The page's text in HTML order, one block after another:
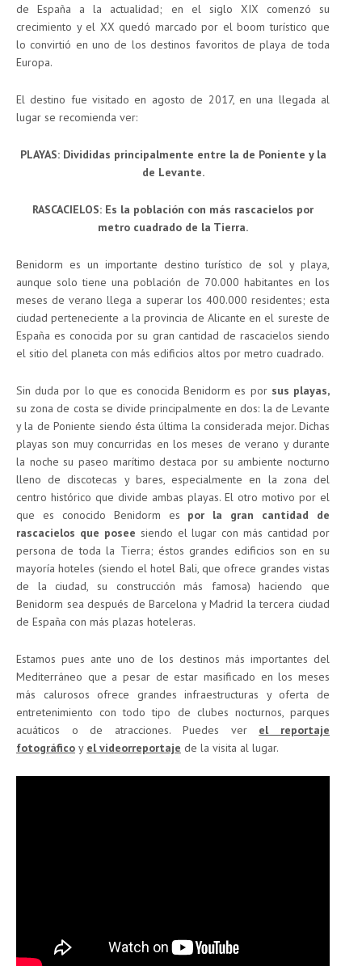
de España a la actualidad; en el siglo XIX comenzó su
crecimiento y el XX quedó marcado por el boom turístico que
lo convirtió en uno de los destinos favoritos de playa de toda
Europa.
El destino fue visitado en agosto de 2017, en una llegada al
lugar se recomienda ver:
PLAYAS: Divididas principalmente entre la de Poniente y la
de Levante.
RASCACIELOS: Es la población con más rascacielos por
metro cuadrado de la Tierra.
Benidorm es un importante destino turístico de sol y playa,
aunque solo tiene una población de 70.000 habitantes en los
meses de verano llega a superar los 400.000 residentes; esta
ciudad perteneciente a la provincia de Alicante en el sureste de
España es conocida por su gran cantidad de rascacielos siendo
el sitio del planeta con más edificios altos por metro cuadrado.
Sin duda por lo que es conocida Benidorm es por sus playas,
su zona de costa se divide principalmente en dos: la de Levante
y la de Poniente siendo ésta última la considerada mejor. Dichas
playas son muy concurridas en los meses de verano y durante
la noche su paseo marítimo destaca por su ambiente nocturno
lleno de discotecas y bares, especialmente en la zona del
centro histórico que divide ambas playas. El otro motivo por el
que es conocido Benidorm es por la gran cantidad de
rascacielos que posee siendo el lugar con más cantidad por
persona de toda la Tierra; éstos grandes edificios son en su
mayoría hoteles (siendo el hotel Bali, que ofrece grandes vistas
de la ciudad, su construcción más famosa) haciendo que
Benidorm sea después de Barcelona y Madrid la tercera ciudad
de España con más plazas hoteleras.
Estamos pues ante uno de los destinos más importantes del
Mediterráneo que a pesar de estar masificado en los meses
más calurosos ofrece grandes infraestructuras y oferta de
entretenimiento con todo tipo de clubes nocturnos, parques
acuáticos o de atracciones. Puedes ver el reportaje
fotográfico y el videorreportaje de la visita al lugar.